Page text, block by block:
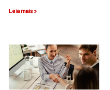
Leia mais »